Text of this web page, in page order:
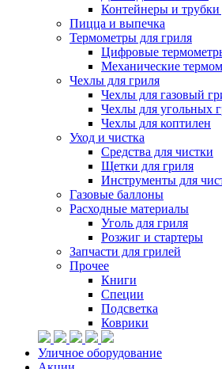
Контейнеры и трубки
Пицца и выпечка
Термометры для гриля
Цифровые
Механические
Чехлы для гриля
Чехлы для газовый
Чехлы для угольных
Чехлы для коптилен
Уход и чистка
Средства для чистки
Щетки для гриля
Инструменты для
Газовые баллоны
Расходные материалы
Уголь для гриля
Розжиг и стартеры
Запчасти для грилей
Прочее
Книги
Специи
Подсветка
Коврики
Уличное оборудование